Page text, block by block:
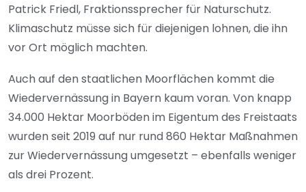
Patrick Friedl, Fraktionssprecher für Naturschutz.
Klimaschutz müsse sich für diejenigen lohnen, die ihn
vor Ort möglich machten.
Auch auf den staatlichen Moorflächen kommt die
Wiedervernässung in Bayern kaum voran. Von knapp
34.000 Hektar Moorböden im Eigentum des Freistaats
wurden seit 2019 auf nur rund 860 Hektar Maßnahmen
zur Wiedervernässung umgesetzt – ebenfalls weniger
als drei Prozent.